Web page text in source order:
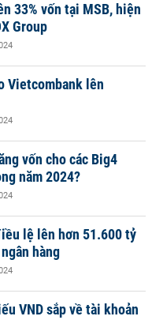
33% vốn tại MSB, hiện
Group
Vietcombank lên
vốn cho các Big4
năm 2024?
lệ lên hơn 51.600 tỷ
hàng
VND sắp về tài khoản